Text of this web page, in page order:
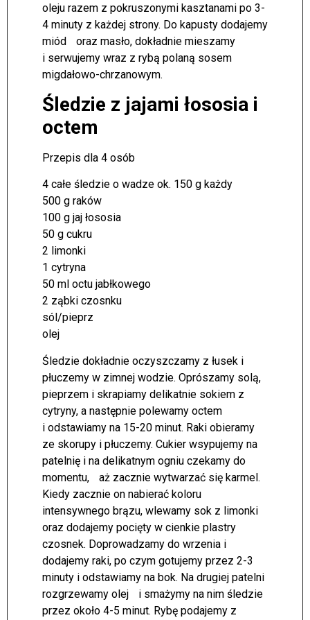
oleju razem z pokruszonymi kasztanami po 3-
4 minuty z każdej strony. Do kapusty dodajemy
miód oraz masło, dokładnie mieszamy
i serwujemy wraz z rybą polaną sosem
migdałowo-chrzanowym.
Śledzie z jajami łososia i
octem
Przepis dla 4 osób
4 całe śledzie o wadze ok. 150 g każdy
500 g raków
100 g jaj łososia
50 g cukru
2 limonki
1 cytryna
50 ml octu jabłkowego
2 ząbki czosnku
sól/pieprz
olej
Śledzie dokładnie oczyszczamy z łusek i
płuczemy w zimnej wodzie. Oprószamy solą,
pieprzem i skrapiamy delikatnie sokiem z
cytryny, a następnie polewamy octem
i odstawiamy na 15-20 minut. Raki obieramy
ze skorupy i płuczemy. Cukier wsypujemy na
patelnię i na delikatnym ogniu czekamy do
momentu, aż zacznie wytwarzać się karmel.
Kiedy zacznie on nabierać koloru
intensywnego brązu, wlewamy sok z limonki
oraz dodajemy pocięty w cienkie plastry
czosnek. Doprowadzamy do wrzenia i
dodajemy raki, po czym gotujemy przez 2-3
minuty i odstawiamy na bok. Na drugiej patelni
rozgrzewamy olej i smażymy na nim śledzie
przez około 4-5 minut. Rybę podajemy z